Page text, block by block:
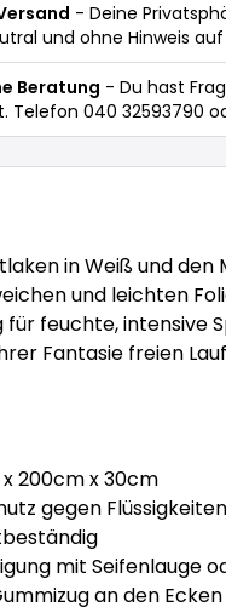
- Deine
und ohne Hinweis
Beratung - Du hast
Telefon 040 32593790
in Weiß und
und leichten
feuchte, intensive
Fantasie freien
200cm x 30cm
gegen
mit Seifenlauge
an den Ecken